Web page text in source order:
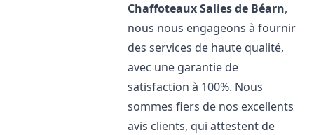
ChaffoteauxSalies de Béarn,
nous nous engageons à fournir
des services de haute qualité,
avec une garantie de
satisfaction à 100%. Nous
sommes fiers de nos excellents
avis clients, qui attestent de